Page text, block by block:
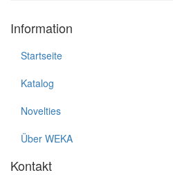
Information
Startseite
Katalog
Novelties
Über WEKA
Kontakt